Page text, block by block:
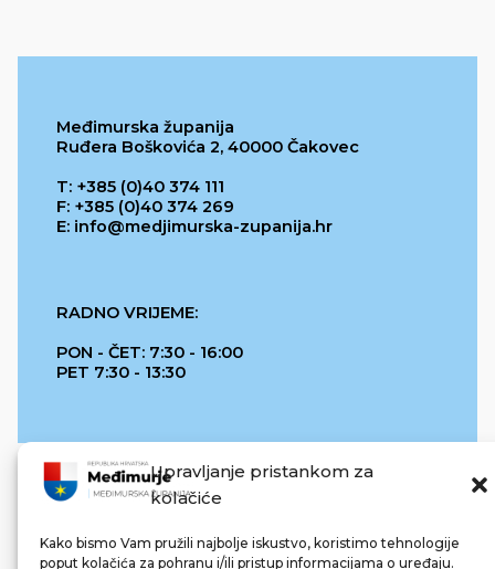
Upravljanje pristankom za
kolačiće
Kako bismo Vam pružili najbolje iskustvo, koristimo tehnologije
poput kolačića za pohranu i/ili pristup informacijama o uređaju.
Međimurska županija
Ruđera Boškovića 2, 40000 Čakovec
T: +385 (0)40 374 111
F: +385 (0)40 374 269
E: info@medjimurska-zupanija.hr
RADNO VRIJEME:
PON - ČET: 7:30 - 16:00
PET 7:30 - 13:30